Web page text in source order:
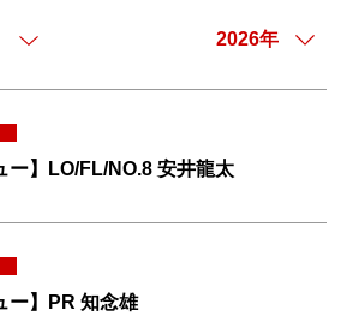
ー】LO/FL/NO.8 安井龍太
ー】PR 知念雄